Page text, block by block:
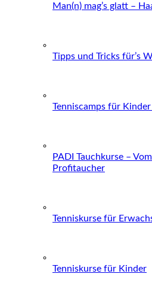
Man(n) mag’s glatt –
Tipps und Tricks für’s
Tenniscamps für
PADI Tauchkurse –
Profitaucher
Tenniskurse für
Tenniskurse für Kinder